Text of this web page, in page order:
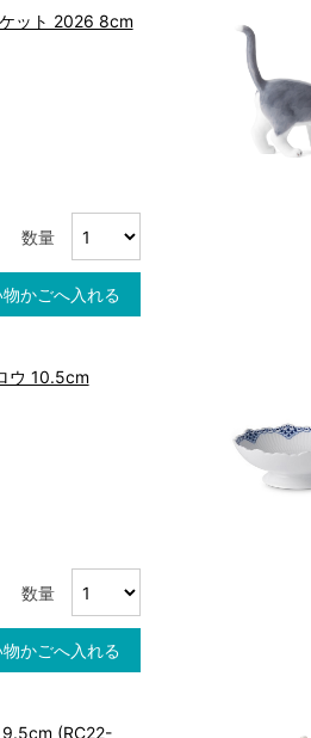
ット 2026 8cm
数量
物かごへ入れる
ウ 10.5cm
数量
物かごへ入れる
(RC22-